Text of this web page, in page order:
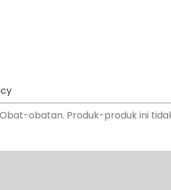
obatan. Produk-produk ini